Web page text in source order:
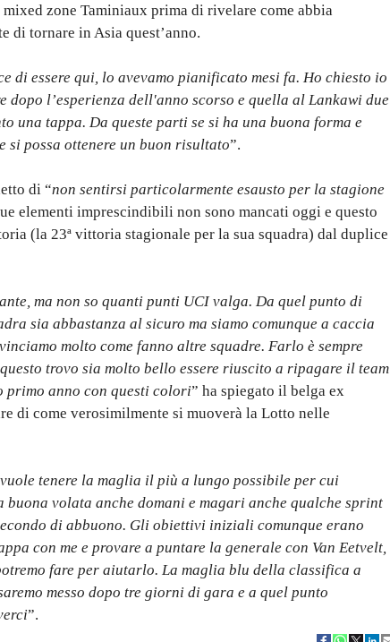
zone Taminiaux prima di rivelare come abbia
di tornare in Asia quest’anno.
di essere qui, lo avevamo pianificato mesi fa. Ho chiesto io
dopo l’esperienza dell'anno scorso e quella al Lankawi due
una tappa. Da queste parti se si ha una buona forma e
si possa ottenere un buon risultato”.
di “non sentirsi particolarmente esausto per la stagione
elementi imprescindibili non sono mancati oggi e questo
(la 23ª vittoria stagionale per la sua squadra) dal duplice
ma non so quanti punti UCI valga. Da quel punto di
sia abbastanza al sicuro ma siamo comunque a caccia
molto come fanno altre squadre. Farlo è sempre
trovo sia molto bello essere riuscito a ripagare il team
anno con questi colori” ha spiegato il belga ex
di come verosimilmente si muoverà la Lotto nelle
tenere la maglia il più a lungo possibile per cui
buona volata anche domani e magari anche qualche sprint
di abbuono. Gli obiettivi iniziali comunque erano
con me e provare a puntare la generale con Van Eetvelt,
fare per aiutarlo. La maglia blu della classifica a
messo dopo tre giorni di gara e a quel punto
”.